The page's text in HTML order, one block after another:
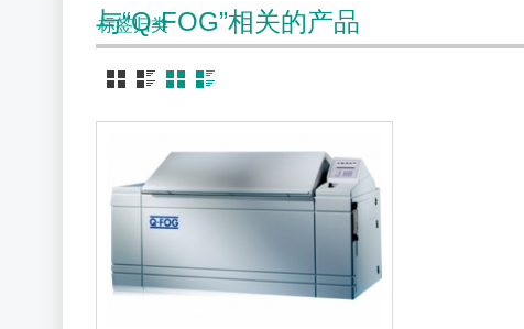
标签归类
与“Q-FOG”相关的产品